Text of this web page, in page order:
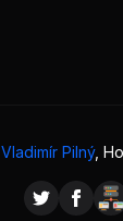
Vladimír Pilný,